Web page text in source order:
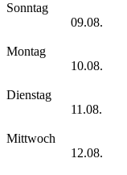
Sonntag
09.08.
Montag
10.08.
Dienstag
11.08.
Mittwoch
12.08.